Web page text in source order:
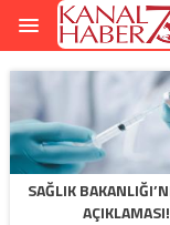
SAĞLIK
AÇIKLAMASI!